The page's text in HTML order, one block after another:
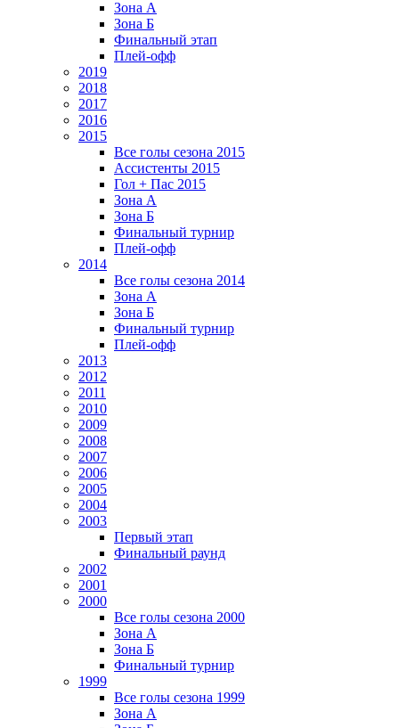
Зона А
Зона Б
Финальный этап
Плей-офф
2019
2018
2017
2016
2015
Все голы сезона 2015
Ассистенты 2015
Гол + Пас 2015
Зона А
Зона Б
Финальный турнир
Плей-офф
2014
Все голы сезона 2014
Зона А
Зона Б
Финальный турнир
Плей-офф
2013
2012
2011
2010
2009
2008
2007
2006
2005
2004
2003
Первый этап
Финальный раунд
2002
2001
2000
Все голы сезона 2000
Зона А
Зона Б
Финальный турнир
1999
Все голы сезона 1999
Зона А